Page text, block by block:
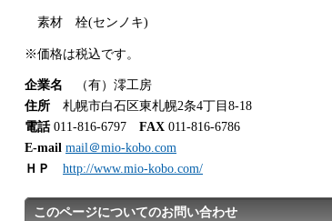
素材 栓(センノキ)
※価格は税込です。
企業名 （有）澪工房
住所 札幌市白石区東札幌2条4丁目8-18
電話011-816-6797 FAX 011-816-6786
E-mail mail＠mio-kobo.com
ＨＰ http://www.mio-kobo.com/
このページについてのお問い合わせ